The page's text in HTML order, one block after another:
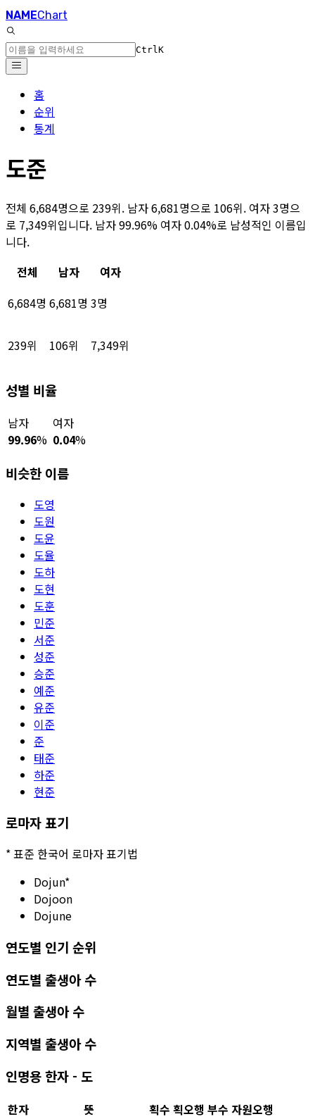
NAMEChart
CtrlK
홈
순위
통계
도준
전체 6,684명으로 239위. 남자 6,681명으로 106위. 여자 3명으
로 7,349위입니다. 남자 99.96% 여자 0.04%로 남성적인 이름입
니다.
전체
남자
여자
6,684명 6,681명 3명
239위 106위 7,349위
성별 비율
남자
99.96%
여자
0.04%
비슷한 이름
도영
도원
도윤
도율
도하
도현
도훈
민준
서준
성준
승준
예준
유준
이준
준
태준
하준
현준
로마자 표기
*표준 한국어 로마자 표기법
Dojun*
Dojoon
Dojune
연도별 인기 순위
연도별 출생아 수
월별 출생아 수
지역별 출생아 수
인명용 한자 - 도
한자 뜻 획수 획오행 부수 자원오행